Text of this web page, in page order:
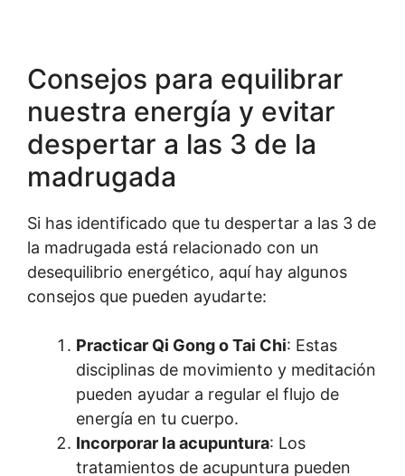
Consejos para equilibrar
nuestra energía y evitar
despertar a las 3 de la
madrugada
Si has identificado que tu despertar a las 3 de
la madrugada está relacionado con un
desequilibrio energético, aquí hay algunos
consejos que pueden ayudarte:
Practicar Qi Gong o Tai Chi: Estas
disciplinas de movimiento y meditación
pueden ayudar a regular el flujo de
energía en tu cuerpo.
Incorporar la acupuntura: Los
tratamientos de acupuntura pueden